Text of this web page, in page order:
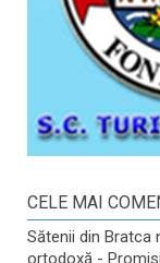
CELE MAI
Sătenii din Bratca
ortodoxă -